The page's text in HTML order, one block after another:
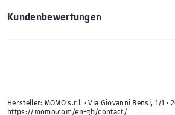
Kundenbewertungen
Hersteller: MOMO s.r.l. · Via Giovanni Bensi, 1/1 ·
https://momo.com/en-gb/contact/